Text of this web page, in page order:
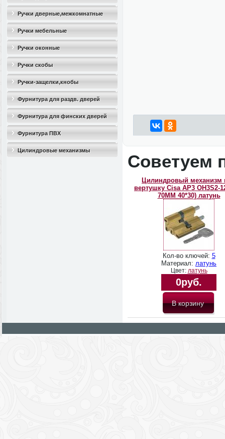
Ручки дверные,межкомнатные
Ручки мебельные
Ручки оконные
Ручки скобы
Ручки-защелки,кнобы
Фурнитура для раздв. дверей
Фурнитура для финских дверей
Фурнитура ПВХ
Цилиндровые механизмы
Советуем
Цилиндровый механизм
вертушку Cisa AP3 OH3S2-
70ММ 40*30) латунь
Кол-во ключей: 5
Материал: латунь
Цвет: латунь
0руб.